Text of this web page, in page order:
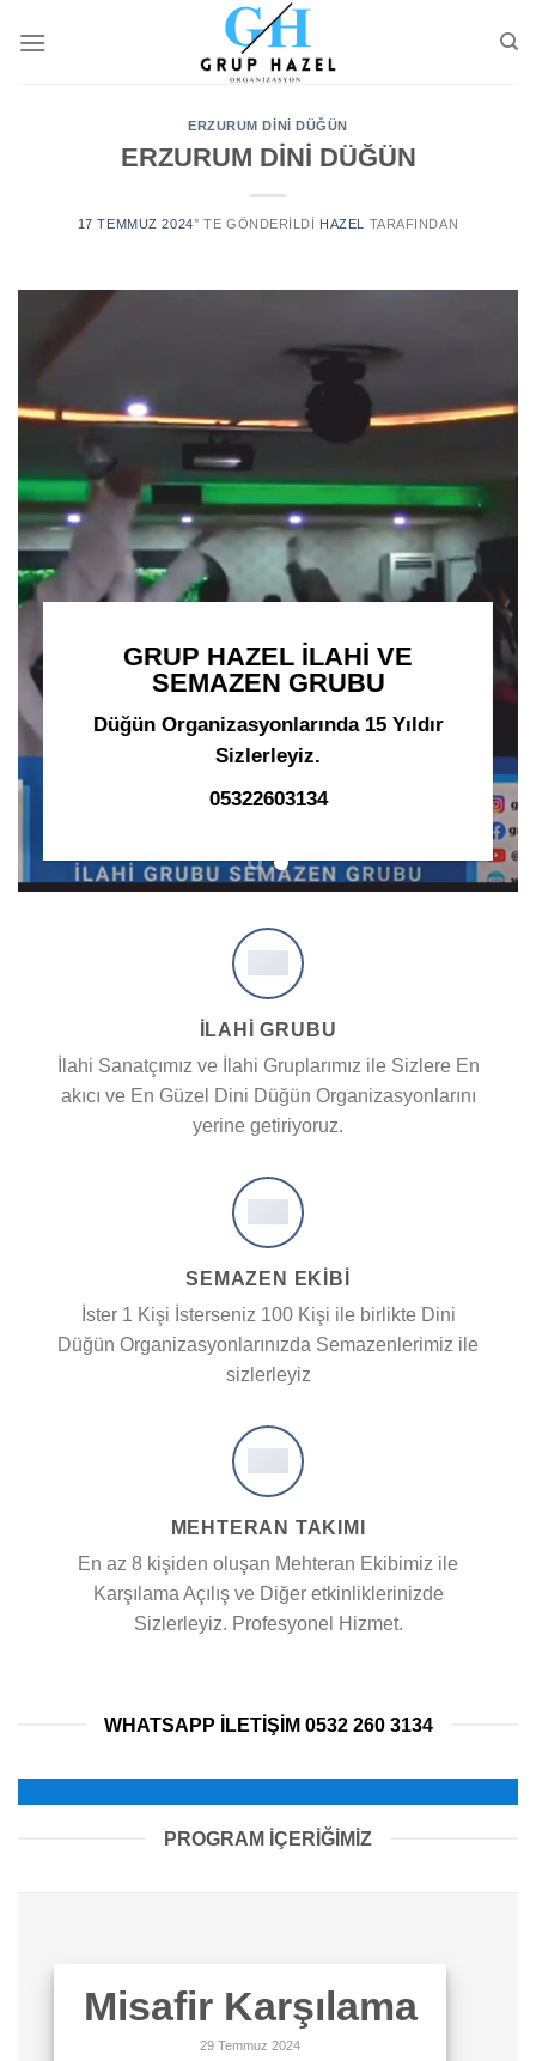
ERZURUM DİNİ DÜĞÜN
ERZURUM DİNİ DÜĞÜN
17 TEMMUZ 2024’' TE GÖNDERILDI HAZEL TARAFINDAN
GRUP HAZEL İLAHİ VE
SEMAZEN GRUBU
Düğün Organizasyonlarında 15 Yıldır
Sizlerleyiz.
05322603134
İLAHİ GRUBU
İlahi Sanatçımız ve İlahi Gruplarımız ile Sizlere En
akıcı ve En Güzel Dini Düğün Organizasyonlarını
yerine getiriyoruz.
SEMAZEN EKIBI
İster 1 Kişi İsterseniz 100 Kişi ile birlikte Dini
Düğün Organizasyonlarınızda Semazenlerimiz ile
sizlerleyiz
MEHTERAN TAKIMI
En az 8 kişiden oluşan Mehteran Ekibimiz ile
Karşılama Açılış ve Diğer etkinliklerinizde
Sizlerleyiz. Profesyonel Hizmet.
WHATSAPP ILETIŞIM 0532 260 3134
PROGRAM İÇERİĞİMİZ
Misafir Karşılama
29 Temmuz 2024